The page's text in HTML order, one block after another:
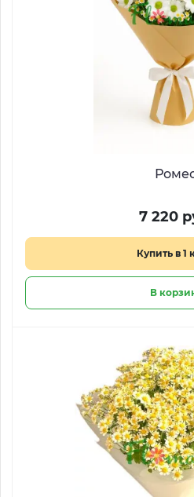
7 220
Купить в 1
В